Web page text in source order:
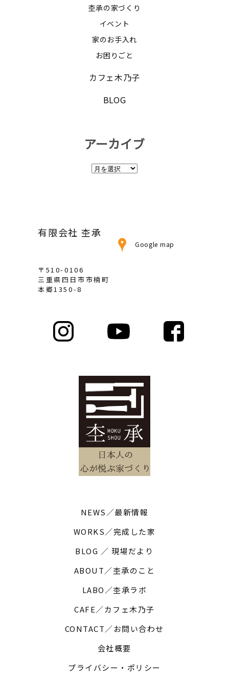
杢承の家づくり
イベント
家のお手入れ
お困りごと
カフェ木乃子
BLOG
アーカイブ
ア
有限会社 杢承
Google map
〒510-0106
三重県四日市市楠町
本郷1350-8
NEWS／最新情報
WORKS／完成した家
BLOG ／ 現場だより
ABOUT／杢承のこと
LABO／杢承ラボ
CAFE／カフェ木乃子
CONTACT／お問い合わせ
会社概要
プライバシー・ポリシー